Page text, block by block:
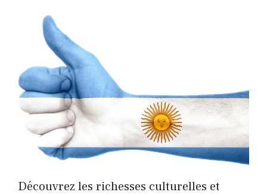
Découvrez les richesses culturelles et